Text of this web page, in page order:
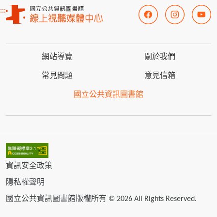
:::
網站導覽 關於我們
常見問題 意見信箱
國立公共資訊圖書館
資訊安全政策
隱私權聲明
國立公共資訊圖書館版權所有 © 2026 All Rights Reserved.